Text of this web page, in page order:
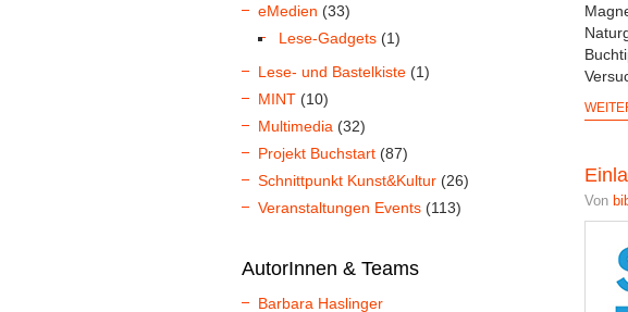
eMedien (33)
Lese-Gadgets (1)
Lese- und Bastelkiste (1)
MINT (10)
Multimedia (32)
Projekt Buchstart (87)
Schnittpunkt Kunst&Kultur (26)
Veranstaltungen Events (113)
AutorInnen & Teams
Barbara Haslinger
Von